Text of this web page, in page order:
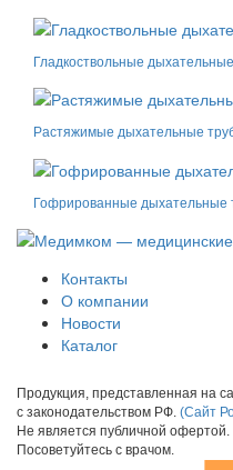
Гладкоствольные
Растяжимые дыхательные
Гофрированные дыхательные
Контакты
О компании
Новости
Каталог
Продукция, представленная на
с законодательством РФ. (Сайт
Не является публичной офертой.
Посоветуйтесь с врачом.